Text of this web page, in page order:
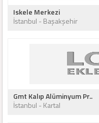
Iskele Merkezi
İstanbul - Başakşehir
Gmt Kalıp Alüminyum Pr..
İstanbul - Kartal